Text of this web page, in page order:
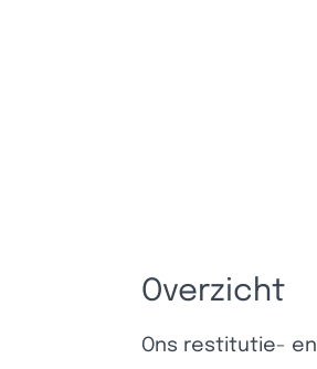
Overzicht
Ons restitutie- en